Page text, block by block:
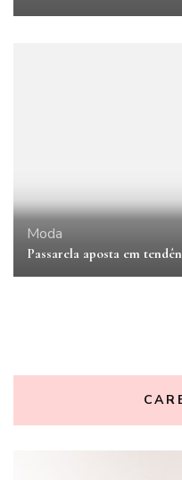
Moda
Passarela aposta em